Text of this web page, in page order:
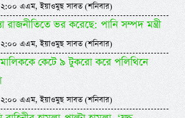
এএম, ইয়াওমুছ সাবত (শনিবার)
রাজনীতিতে ভর করেছে: পানি সম্পদ মন্ত্রী
এএম, ইয়াওমুছ সাবত (শনিবার)
মালিককে কেটে ৯ টুকরো করে পলিথিনে
এএম, ইয়াওমুছ সাবত (শনিবার)